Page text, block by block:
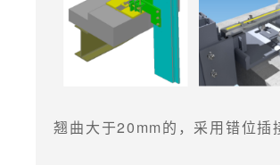
翘曲大于20mm的，采用错位插